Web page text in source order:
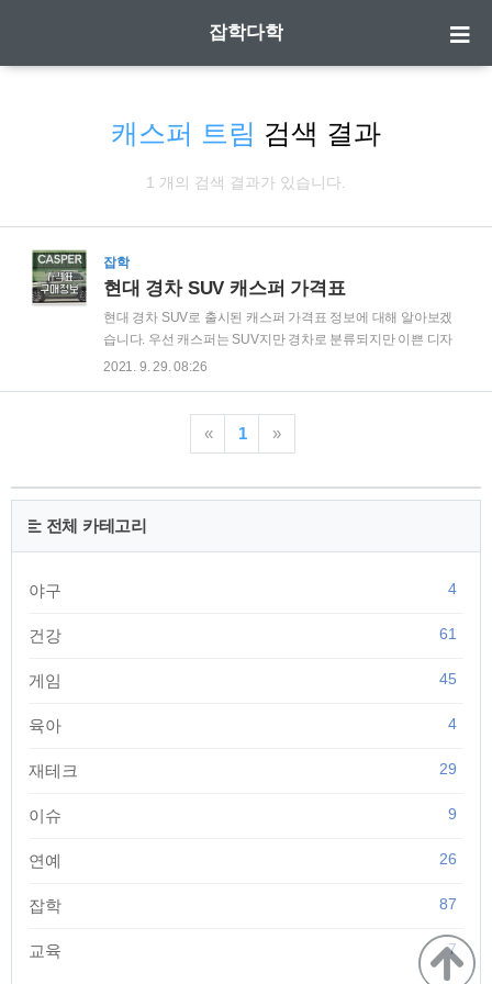
잡학다학
캐스퍼 트림 검색 결과
1 개의 검색 결과가 있습니다.
잡학
현대 경차 SUV 캐스퍼 가격표
현대 경차 SUV로 출시된 캐스퍼 가격표 정보에 대해 알아보겠
습니다. 우선 캐스퍼는 SUV지만 경차로 분류되지만 이쁜 디자
인으로 많은 사람들에게 관심을 받고 있는 차량인데요. 이뻐도
기 때문에 오프라인으로 방문할 필요없이 온라인에서 옵션 선
택 및 구매를 하면 됩니다. - 캐스퍼 온라인 구매 사이트 아래 링
수 있습니다. 캐스퍼 온라인 | 캐스퍼 가격표 캐스퍼는 총 3가지
종류의 트림으로 구성되어 있습니다. - 트림별 가격 1) 스마트 :
13,850,000원 2) 모던 : 15,900,000원 3) 인스퍼레이션 : 18,..
2021. 9. 29. 08:26
« 1 »
전체 카테고리
야구 4
건강 61
게임 45
육아 4
재테크 29
이슈 9
연예 26
잡학 87
교육 7